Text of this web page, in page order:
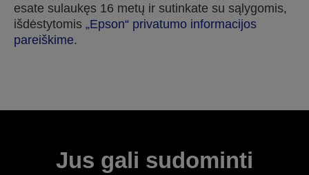
esate sulaukęs 16 metų ir sutinkate su sąlygomis,
išdėstytomis „Epson“ privatumo informacijos
pareiškime.
Dėkojame, kad pateikėte savo paraišką.
darbo dienas.
Jus gali sudominti